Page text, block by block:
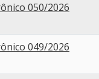
050/2026
049/2026